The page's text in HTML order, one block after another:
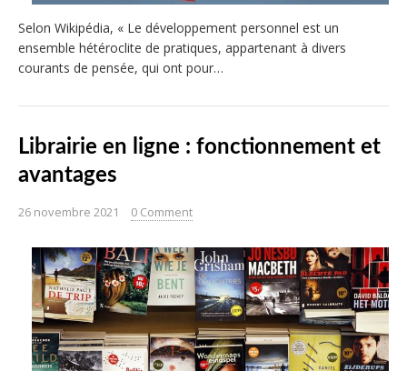
Selon Wikipédia, « Le développement personnel est un
ensemble hétéroclite de pratiques, appartenant à divers
courants de pensée, qui ont pour…
Librairie en ligne : fonctionnement et
avantages
26 novembre 2021 0 Comment